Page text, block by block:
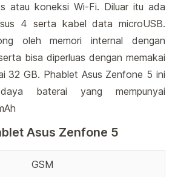
atau koneksi Wi-Fi. Diluar itu ada
4 serta kabel data microUSB.
oleh memori internal dengan
bisa diperluas dengan memakai
32 GB. Phablet Asus Zenfone 5 ini
baterai yang mempunyai
Asus Zenfone 5
GSM